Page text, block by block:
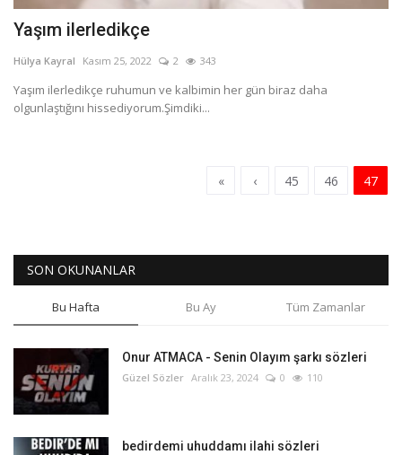
Yaşım ilerledikçe
Hülya Kayral Kasım 25, 2022 2 343
Yaşım ilerledikçe ruhumun ve kalbimin her gün biraz daha
olgunlaştığını hissediyorum.Şimdiki...
« ‹ 45 46 47
SON OKUNANLAR
Bu Hafta Bu Ay Tüm Zamanlar
Onur ATMACA - Senin Olayım şarkı sözleri
Güzel Sözler Aralık 23, 2024 0 110
bedirdemi uhuddamı ilahi sözleri